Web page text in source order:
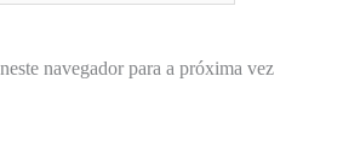
navegador para a próxima vez